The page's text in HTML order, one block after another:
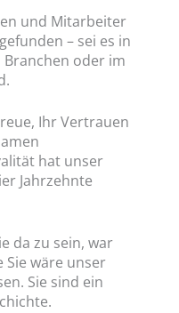
und Mitarbeiter
– sei es in
oder im
Ihr Vertrauen
hat unser
Jahrzehnte
da zu sein, war
Sie wäre unser
Sie sind ein